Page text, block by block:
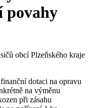
povahy
obcí Plzeňského kraje
dotaci na opravu
na výměnu
při zásahu